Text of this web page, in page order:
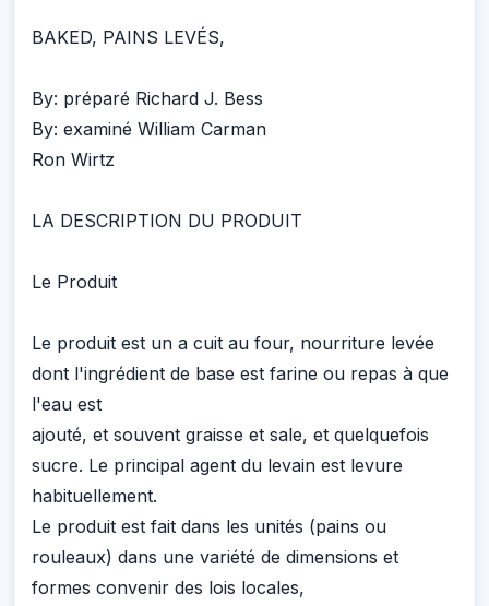
BAKED, PAINS LEVÉS,
By: préparé Richard J. Bess
By: examiné William Carman
Ron Wirtz
LA DESCRIPTION DU PRODUIT
Le Produit
Le produit est un a cuit au four, nourriture levée
dont l'ingrédient de base est farine ou repas à que
l'eau est
ajouté, et souvent graisse et sale, et quelquefois
sucre. Le principal agent du levain est levure
habituellement.
Le produit est fait dans les unités (pains ou
rouleaux) dans une variété de dimensions et
formes convenir des lois locales,